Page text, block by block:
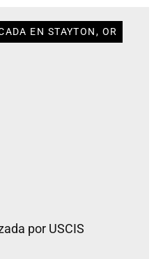
EN STAYTON, OR
por USCIS